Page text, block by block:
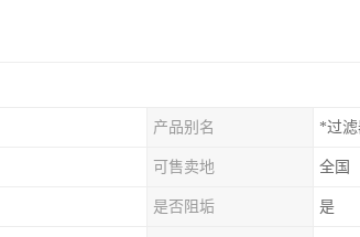
产品别名 *过
可售卖地 全国
是否阻垢 是